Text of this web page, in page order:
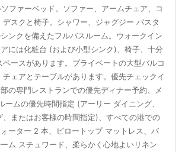
ファーベッド。ソファー、アームチェア、コ
デスクと椅子。シャワー、ジャグジー バスタ
ンクを備えたフルバスルーム。ウォークイン
には化粧台 (および小型シンク)、椅子、十分
ペースがあります。プライベートの大型バルコ
チェアとテーブルがあります。優先チェックイ
の専門レストランでの優先ディナー予約、メ
ームの優先時間指定 (アーリー ダイニング、
、またはお客様の時間指定)、すべての港での
ーター 2 本、ピロートップ マットレス、バ
ム スチュワード、柔らかく心地よいリネン